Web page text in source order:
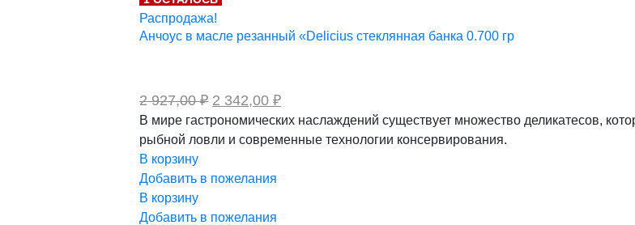
858,00 ₽.
Распродажа!
Анчоус в масле резанный «Delicius стеклянная банка 0.700 гр
2 927,00₽ Первоначальная
цена
составляла
2
2 342,00 ₽Текущая
цена:
2
342,00 ₽.
В мире гастрономических наслаждений существует множество деликатесов,
рыбной ловли и современные технологии консервирования.
В корзину
Добавить в пожелания
В корзину
Добавить в пожелания